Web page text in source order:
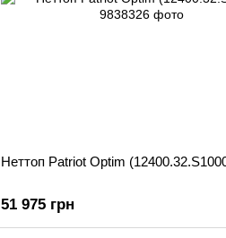
Неттоп Patriot Optim
51 975 грн